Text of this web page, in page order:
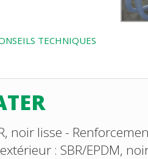
TECHNIQUES
noir lisse -
: SBR/EPDM,